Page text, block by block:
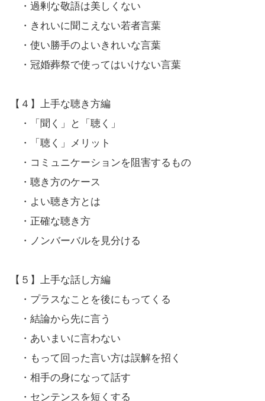
・過剰な敬語は美しくない
・きれいに聞こえない若者言葉
・使い勝手のよいきれいな言葉
・冠婚葬祭で使ってはいけない言葉
【４】上手な聴き方編
・「聞く」と「聴く」
・「聴く」メリット
・コミュニケーションを阻害するもの
・聴き方のケース
・よい聴き方とは
・正確な聴き方
・ノンバーバルを見分ける
【５】上手な話し方編
・プラスなことを後にもってくる
・結論から先に言う
・あいまいに言わない
・もって回った言い方は誤解を招く
・相手の身になって話す
・センテンスを短くする